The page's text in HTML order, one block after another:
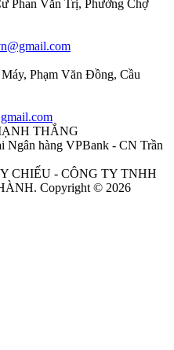
Phan Văn Trị, Phường Chợ
Phạm Văn Đồng, Cầu
THẮNG
Ngân hàng VPBank - CN Trần
CHIẾU - CÔNG TY TNHH
Copyright © 2026